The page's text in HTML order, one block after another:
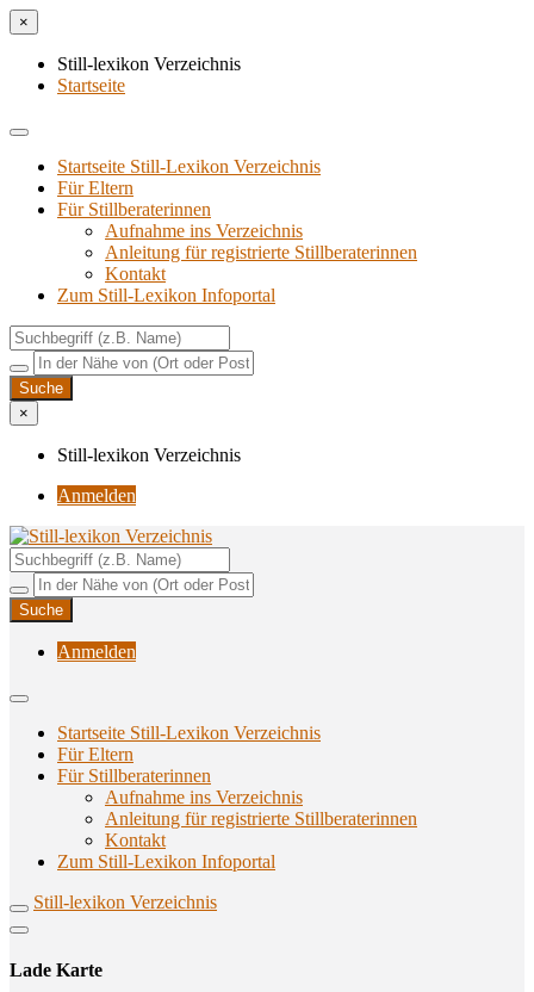
×
Still-lexikon Verzeichnis
Startseite
Startseite Still-Lexikon Verzeichnis
Für Eltern
Für Stillberaterinnen
Aufnahme ins Verzeichnis
Anlei­tung für regis­trier­te Stillberaterinnen
Kon­takt
Zum Still-Lexikon Infoportal
×
Still-lexikon Verzeichnis
Anmelden
Still-lexikon Verzeichnis
Unterstützungsangebote rund ums Stillen
Anmelden
Startseite Still-Lexikon Verzeichnis
Für Eltern
Für Stillberaterinnen
Aufnahme ins Verzeichnis
Anlei­tung für regis­trier­te Stillberaterinnen
Kon­takt
Zum Still-Lexikon Infoportal
Still-lexikon Verzeichnis
Lade Karte